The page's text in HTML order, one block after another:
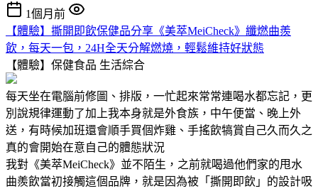
1個月前
【體驗】撕開即飲保健品分享《美萃MeiCheck》纖燃曲羨
飲，每天一包，24H全天分解燃燒，輕鬆維持好狀態
【體驗】保健食品 生活綜合
每天坐在電腦前修圖、排版，一忙起來常常連喝水都忘記，更
別說規律運動了加上我本身就是外食族，中午便當、晚上外
送，有時候加班還會順手買個炸雞、手搖飲犒賞自己久而久之
真的會開始在意自己的體態狀況
我對《美萃MeiCheck》並不陌生，之前就喝過他們家的甩水
曲羨飲當初接觸這個品牌，就是因為被「撕開即飲」的設計吸